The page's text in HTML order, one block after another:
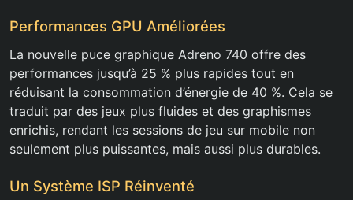
Performances GPU Améliorées
La nouvelle puce graphique Adreno 740 offre des
performances jusqu’à 25 % plus rapides tout en
réduisant la consommation d’énergie de 40 %. Cela se
traduit par des jeux plus fluides et des graphismes
enrichis, rendant les sessions de jeu sur mobile non
seulement plus puissantes, mais aussi plus durables.
Un Système ISP Réinventé